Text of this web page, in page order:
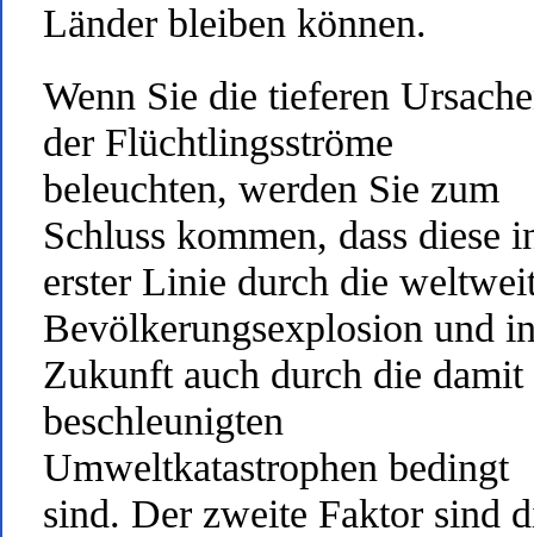
Länder bleiben können.
Wenn Sie die tieferen
der Flüchtlingsströme
beleuchten, werden Sie zum
Schluss kommen, dass diese
erster Linie durch die
Bevölkerungsexplosion und
Zukunft auch durch die damit
beschleunigten
Umweltkatastrophen bedingt
sind. Der zweite Faktor sind